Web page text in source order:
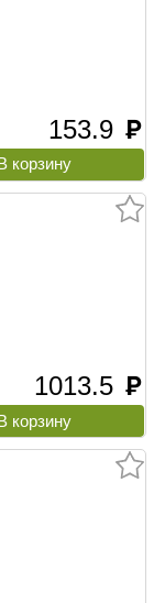
153.9 руб
1013.5 руб